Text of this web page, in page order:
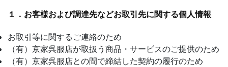
１．お客様および調達先などお取引先に関する個人情報
お取引等に関するご連絡のため
（有）京家呉服店が取扱う商品・サービスのご提供のため
（有）京家呉服店との間で締結した契約の履行のため